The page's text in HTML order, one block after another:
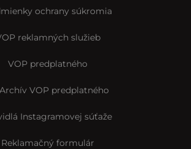
ochrany súkromia
reklamných služieb
VOP predplatného
Archív VOP predplatného
Instagramovej súťaže
Reklamačný formulár